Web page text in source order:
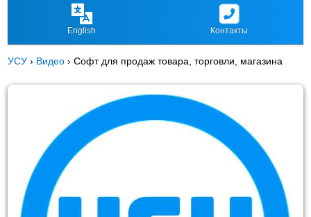
English Контакты
УСУ › Видео ›Софт для продаж товара, торговли, магазина